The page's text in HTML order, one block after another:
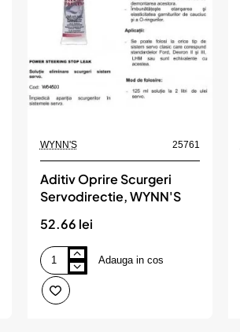
WYNN'S 25761
Aditiv Oprire Scurgeri
Servodirectie, WYNN'S
52.66 lei
Aditiv
Oprire
Scurgeri
Servodirectie,
Adauga in cos